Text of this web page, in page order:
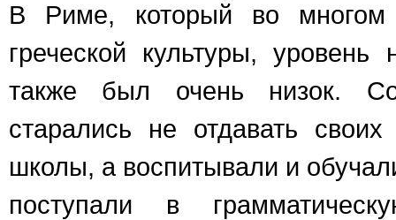
В Риме, который во многом
греческой культуры, уровень
также был очень низок.
старались не отдавать
школы, а воспитывали и
поступали в